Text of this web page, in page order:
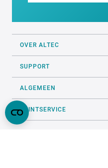
OVER ALTEC
SUPPORT
ALGEMEEN
PRINTSERVICE